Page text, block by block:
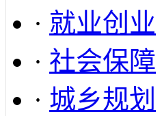
· 就业创业
· 社会保障
· 城乡规划